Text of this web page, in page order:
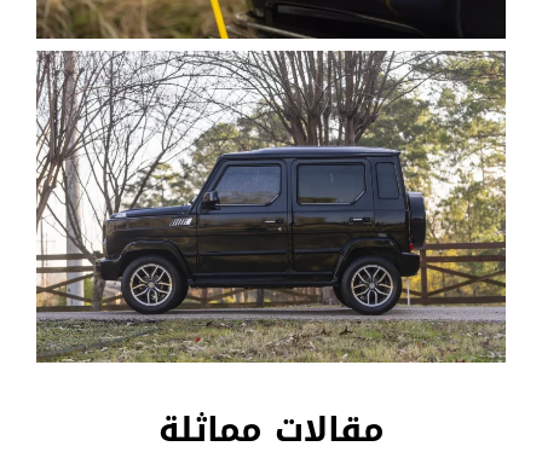
مقالات مماثلة